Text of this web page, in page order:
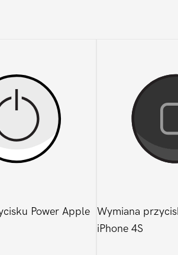
Power Apple Wymiana
iPhone 4S